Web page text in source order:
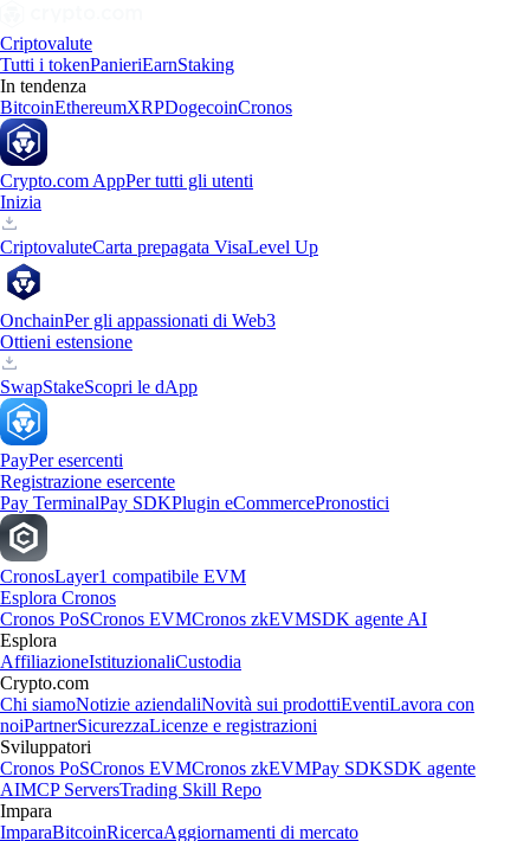
Criptovalute
Tutti i tokenPanieriEarnStaking
In tendenza
BitcoinEthereumXRPDogecoinCronos
Crypto.com AppPer tutti gli utenti
Inizia
CriptovaluteCarta prepagata VisaLevel Up
OnchainPer gli appassionati di Web3
Ottieni estensione
SwapStakeScopri le dApp
PayPer esercenti
Registrazione esercente
Pay TerminalPay SDKPlugin eCommercePronostici
CronosLayer1 compatibile EVM
Esplora Cronos
Cronos PoSCronos EVMCronos zkEVMSDK agente AI
Esplora
AffiliazioneIstituzionaliCustodia
Crypto.com
Chi siamoNotizie aziendaliNovità sui prodottiEventiLavora con
noiPartnerSicurezzaLicenze e registrazioni
Sviluppatori
Cronos PoSCronos EVMCronos zkEVMPay SDKSDK agente
AIMCP ServersTrading Skill Repo
Impara
ImparaBitcoinRicercaAggiornamenti di mercato